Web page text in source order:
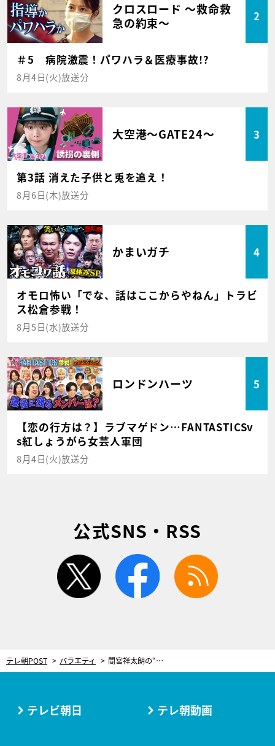
クロスロード ～救命救
急の約束～
2
＃5 病院激震！パワハラ＆医療事故!?
8月4日(火)放送分
大空港～GATE24～ 3
第3話 消えた子供と兎を追え！
8月6日(木)放送分
かまいガチ 4
オモロ怖い「でな、話はここからやねん」トラビ
ス松倉参戦！
8月5日(水)放送分
ロンドンハーツ 5
【恋の行方は？】ラブマゲドン…FANTASTICSv
s紅しょうがら女芸人軍団
8月4日(火)放送分
公式SNS・RSS
twitter facebook
テレ朝POST バラエティ 間宮祥太朗の“顔”に…徹子が肉薄！いまも支え続ける“祖父の教え”とは？
テレビ朝日 テレ朝動画